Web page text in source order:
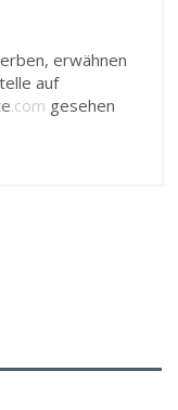
erwähnen
auf
.com gesehen